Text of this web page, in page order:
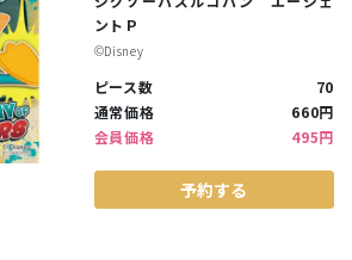
ントＰ
©︎Disney
ピース数
70
通常価格
660円
会員価格
495円
予約する